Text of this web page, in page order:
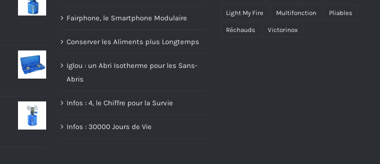
Fairphone, le Smartphone Modulaire
Conserver les Aliments plus Longtemps
Iglou : un Abri Isotherme pour les Sans-
Abris
Infos : 4, le Chiffre pour la Survie
Infos : 30000 Jours de Vie
Light My Fire Multifonction Pliables
Réchauds Victorinox